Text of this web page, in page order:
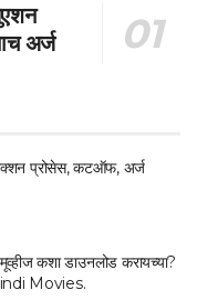
अर्ज
प्रोसेस, कटऑफ, अर्ज
कशा डाउनलोड करायच्या?
Movies.